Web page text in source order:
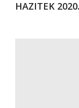
HAZITEK 2020.